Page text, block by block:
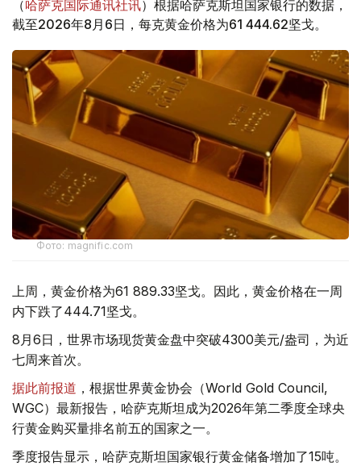
（哈萨克国际通讯社讯）根据哈萨克斯坦国家银行的数据，
截至2026年8月6日，每克黄金价格为61 444.62坚戈。
Фото: magnific.com
上周，黄金价格为61 889.33坚戈。因此，黄金价格在一周
内下跌了444.71坚戈。
8月6日，世界市场现货黄金盘中突破4300美元/盎司，为近
七周来首次。
据此前报道 ，根据世界黄金协会（World Gold Council,
WGC）最新报告，哈萨克斯坦成为2026年第二季度全球央
行黄金购买量排名前五的国家之一。
季度报告显示，哈萨克斯坦国家银行黄金储备增加了15吨。